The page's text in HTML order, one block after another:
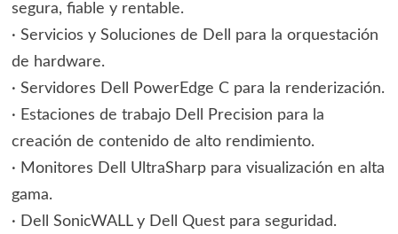
segura, fiable y rentable.
· Servicios y Soluciones de Dell para la orquestación
de hardware.
· Servidores Dell PowerEdge C para la renderización.
· Estaciones de trabajo Dell Precision para la
creación de contenido de alto rendimiento.
· Monitores Dell UltraSharp para visualización en alta
gama.
· Dell SonicWALL y Dell Quest para seguridad.